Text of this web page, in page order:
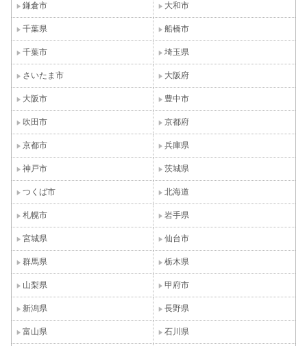
鎌倉市 大和市
千葉県 船橋市
千葉市 埼玉県
さいたま市 大阪府
大阪市 豊中市
吹田市 京都府
京都市 兵庫県
神戸市 茨城県
つくば市 北海道
札幌市 岩手県
宮城県 仙台市
群馬県 栃木県
山梨県 甲府市
新潟県 長野県
富山県 石川県